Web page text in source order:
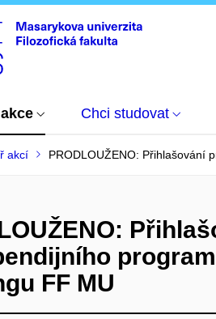
Chci studovat
akcí PRODLOUŽENO: Přihlašování
FF MU